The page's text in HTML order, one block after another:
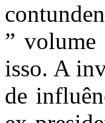
” volume
isso. A
de